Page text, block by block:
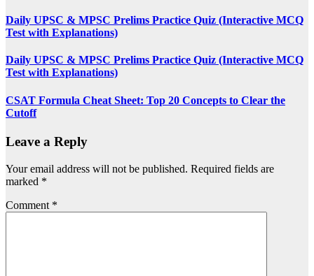
Daily UPSC & MPSC Prelims Practice Quiz (Interactive MCQ
Test with Explanations)
Daily UPSC & MPSC Prelims Practice Quiz (Interactive MCQ
Test with Explanations)
CSAT Formula Cheat Sheet: Top 20 Concepts to Clear the
Cutoff
Leave a Reply
Your email address will not be published. Required fields are
marked *
Comment *